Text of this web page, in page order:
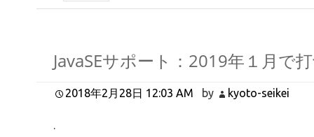
JavaSEサポート：2019年１月で
2018年2月28日 12:03 AM by kyoto-seikei
.